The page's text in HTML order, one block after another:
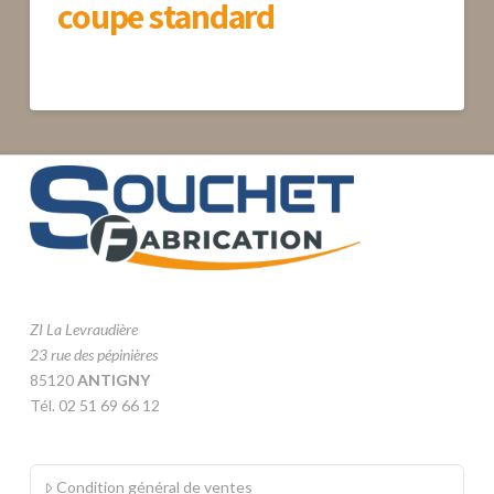
coupe standard
ZI La Levraudière
23 rue des pépinières
85120ANTIGNY
Tél. 02 51 69 66 12
Condition général de ventes